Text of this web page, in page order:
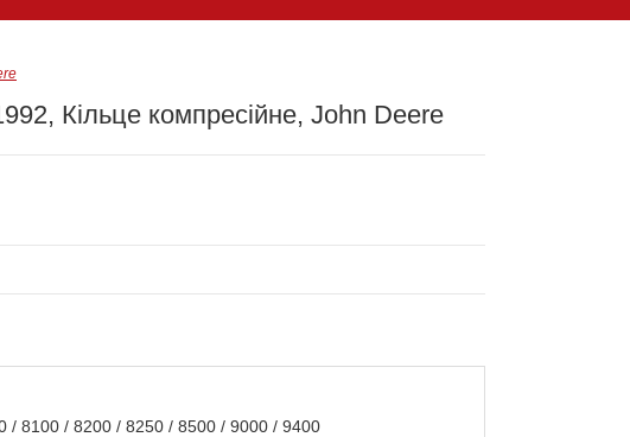
Кільце компресійне, John Deere
/ 8100 / 8200 / 8250 / 8500 / 9000 / 9400